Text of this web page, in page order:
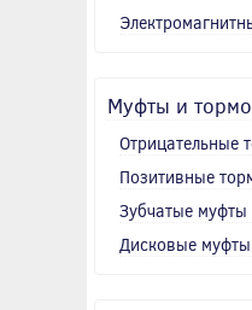
Муфты и
Отрицательные
Позитивные
Зубчатые муфты
Дисковые